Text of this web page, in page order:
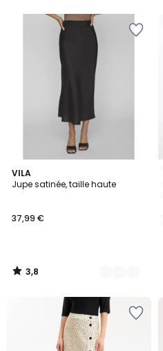
VILA
Jupe satinée, taille haute
37,99 €
3,8
/ 5
2
Couleurs
3,8
/